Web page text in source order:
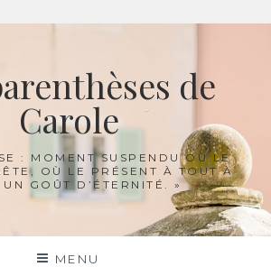
de
Carole
: MOMENT SUSPENDU OÙ LE
OÙ LE PRÉSENT À TOUT À
UN GOÛT D’ÉTERNITÉ. »
MENU